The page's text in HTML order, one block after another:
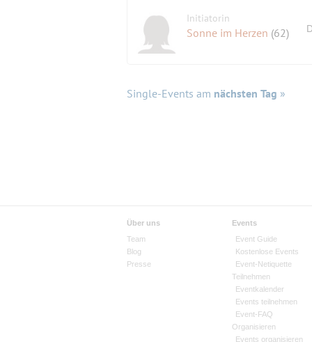
Initiatorin
Sonne im Herzen (62)
Single-Events am nächsten Tag »
Über uns
Team
Blog
Presse
Events
Event Guide
Kostenlose Events
Event-Netiquette
Teilnehmen
Eventkalender
Events teilnehmen
Event-FAQ
Organisieren
Events organisieren